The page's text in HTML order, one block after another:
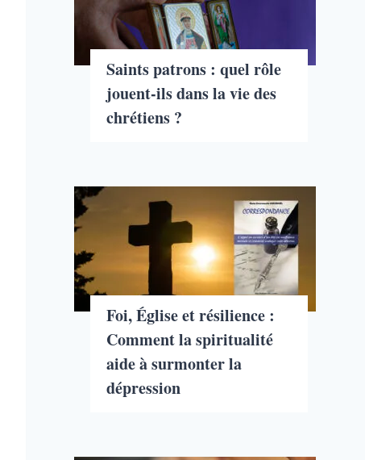
Saints patrons : quel rôle
jouent-ils dans la vie des
chrétiens ?
Foi, Église et résilience :
Comment la spiritualité
aide à surmonter la
dépression